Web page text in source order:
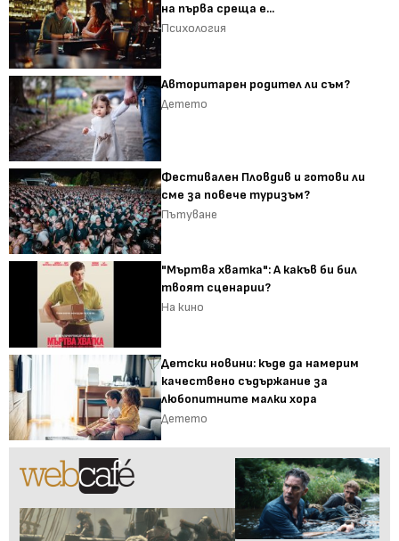
на първа среща е...
Психология
Авторитарен родител ли съм?
Детето
Фестивален Пловдив и готови ли
сме за повече туризъм?
Пътуване
"Мъртва хватка": А какъв би бил
твоят сценарии?
На кино
Детски новини: къде да намерим
качествено съдържание за
любопитните малки хора
Детето